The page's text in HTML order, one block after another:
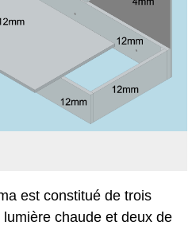
est constitué de trois
chaude et deux de